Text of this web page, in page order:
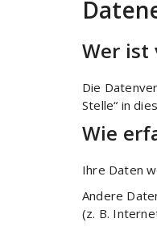
Wer ist
Die
Stelle“ in
Wie
Ihre Daten
Andere
(z. B.